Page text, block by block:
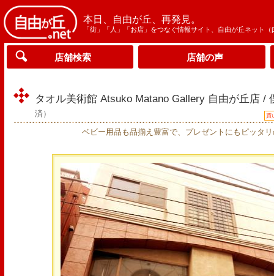
本日、自由が丘、再発見。
「街」「人」「お店」をつなぐ情報サイト、自由が丘ネット（
店舗検索 店舗の声
タオル美術館 Atsuko Matano Gallery 自由が丘店 /
済） 買
ベビー用品も品揃え豊富で、プレゼントにもピッタ